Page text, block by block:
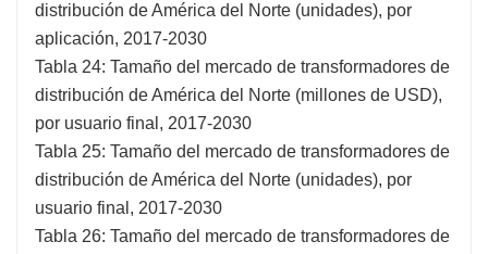
distribución de América del Norte (unidades), por
aplicación, 2017-2030
Tabla 24: Tamaño del mercado de transformadores de
distribución de América del Norte (millones de USD),
por usuario final, 2017-2030
Tabla 25: Tamaño del mercado de transformadores de
distribución de América del Norte (unidades), por
usuario final, 2017-2030
Tabla 26: Tamaño del mercado de transformadores de